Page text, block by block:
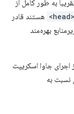
به طور کامل از
<head>
هستند قادر
بهره‌مند
اجرای جاوا اسکریپت
نسبت به